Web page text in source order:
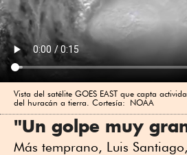
Vista del satélite GOES EAST que capta
del huracán a tierra. Cortesía: NOAA
"Un golpe muy
Más temprano, Luis